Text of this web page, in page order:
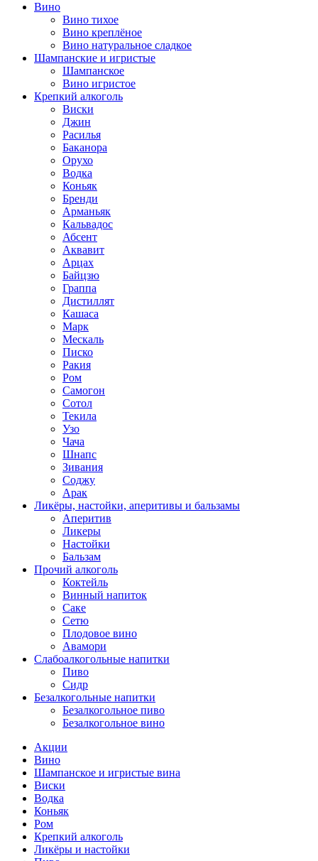
Вино
Вино тихое
Вино креплёное
Вино натуральное сладкое
Шампанские и игристые
Шампанское
Вино игристое
Крепкий алкоголь
Виски
Джин
Расилья
Баканора
Орухо
Водка
Коньяк
Бренди
Арманьяк
Кальвадос
Абсент
Аквавит
Арцах
Байцзю
Граппа
Дистиллят
Кашаса
Марк
Мескаль
Писко
Ракия
Ром
Самогон
Сотол
Текила
Узо
Чача
Шнапс
Зивания
Соджу
Арак
Ликёры, настойки, аперитивы и бальзамы
Аперитив
Ликеры
Настойки
Бальзам
Прочий алкоголь
Коктейль
Винный напиток
Саке
Сетю
Плодовое вино
Авамори
Слабоалкогольные напитки
Пиво
Сидр
Безалкогольные напитки
Безалкогольное пиво
Безалкогольное вино
Акции
Вино
Шампанское и игристые вина
Виски
Водка
Коньяк
Ром
Крепкий алкоголь
Ликёры и настойки